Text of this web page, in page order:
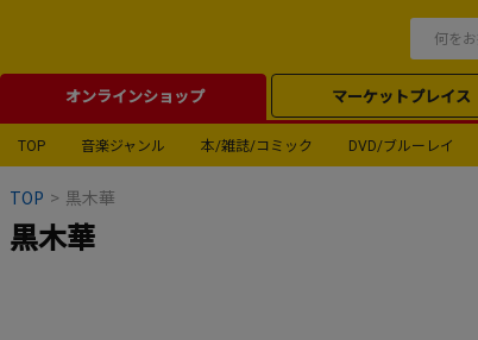
オンラインショップ マーケットプレイス
TOP 音楽ジャンル 本/雑誌/コミック DVD/ブルーレイ
TOP > 黒木華
黒木華